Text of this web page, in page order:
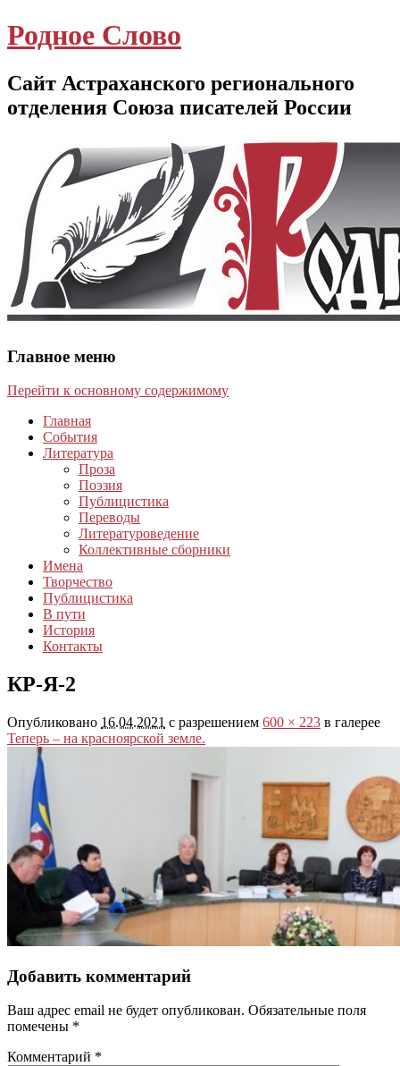
Родное Слово
Сайт Астраханского регионального
отделения Союза писателей России
Главное меню
Перейти к основному содержимому
Главная
События
Литература
Проза
Поэзия
Публицистика
Переводы
Литературоведение
Коллективные сборники
Имена
Творчество
Публицистика
В пути
История
Контакты
КР-Я-2
Опубликовано 16.04.2021 с разрешением 600 × 223 в галерее
Теперь – на красноярской земле.
Добавить комментарий
Ваш адрес email не будет опубликован. Обязательные поля
помечены *
Комментарий *